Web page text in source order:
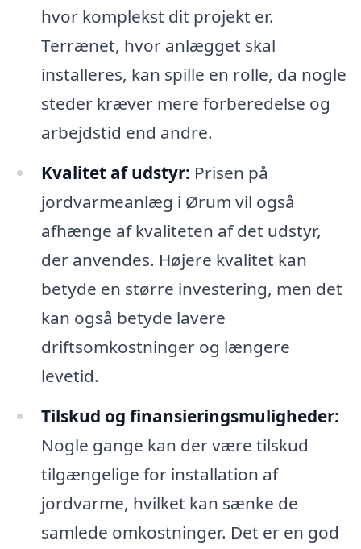
hvor komplekst dit projekt er.
Terrænet, hvor anlægget skal
installeres, kan spille en rolle, da nogle
steder kræver mere forberedelse og
arbejdstid end andre.
Kvalitet af udstyr: Prisen på
jordvarmeanlæg i Ørum vil også
afhænge af kvaliteten af det udstyr,
der anvendes. Højere kvalitet kan
betyde en større investering, men det
kan også betyde lavere
driftsomkostninger og længere
levetid.
Tilskud og finansieringsmuligheder:
Nogle gange kan der være tilskud
tilgængelige for installation af
jordvarme, hvilket kan sænke de
samlede omkostninger. Det er en god